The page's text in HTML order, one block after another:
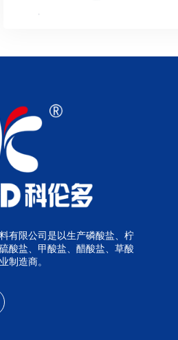
有限公司是以生产磷酸盐、柠
酸盐、甲酸盐、醋酸盐、草酸
制造商。